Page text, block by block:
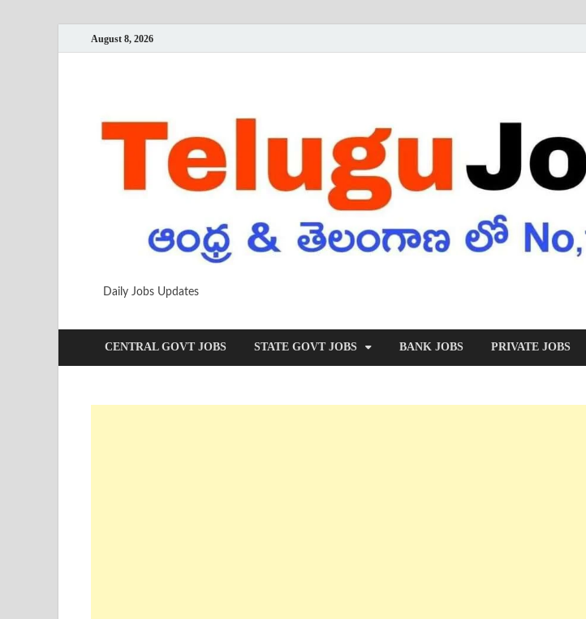
August 8, 2026
Daily Jobs Updates
CENTRAL GOVT JOBS STATE GOVT JOBS BANK JOBS PRIVATE JOBS